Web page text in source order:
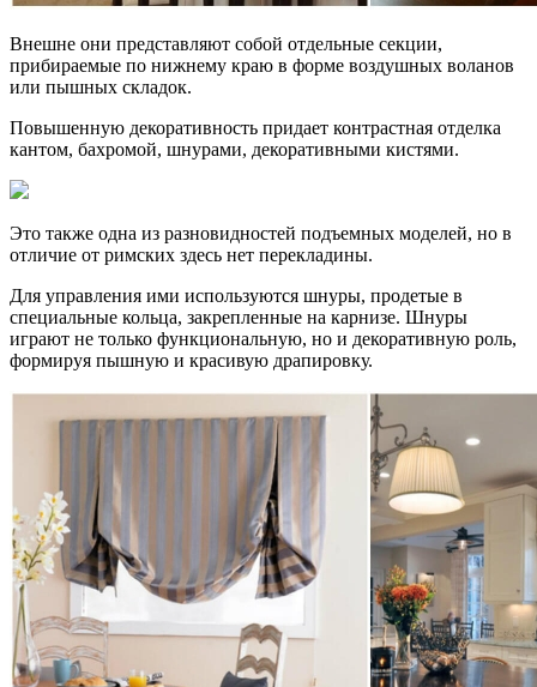
Внешне они представляют собой отдельные секции,
прибираемые по нижнему краю в форме воздушных воланов
или пышных складок.
Повышенную декоративность придает контрастная отделка
кантом, бахромой, шнурами, декоративными кистями.
Это также одна из разновидностей подъемных моделей, но в
отличие от римских здесь нет перекладины.
Для управления ими используются шнуры, продетые в
специальные кольца, закрепленные на карнизе. Шнуры
играют не только функциональную, но и декоративную роль,
формируя пышную и красивую драпировку.